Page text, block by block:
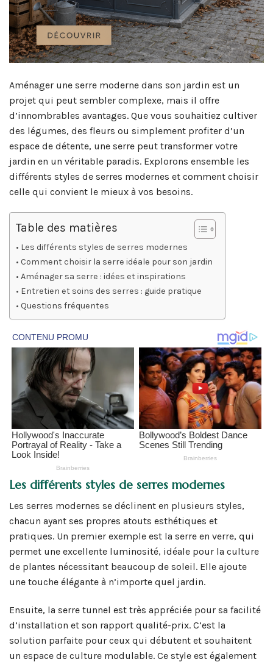
Aménager une serre moderne dans son jardin est un
projet qui peut sembler complexe, mais il offre
d’innombrables avantages. Que vous souhaitiez cultiver
des légumes, des fleurs ou simplement profiter d’un
espace de détente, une serre peut transformer votre
jardin en un véritable paradis. Explorons ensemble les
différents styles de serres modernes et comment choisir
celle qui convient le mieux à vos besoins.
Table des matières
Les différents styles de serres modernes
Comment choisir la serre idéale pour son jardin
Aménager sa serre : idées et inspirations
Entretien et soins des serres : guide pratique
Questions fréquentes
Les différents styles de serres modernes
Les serres modernes se déclinent en plusieurs styles,
chacun ayant ses propres atouts esthétiques et
pratiques. Un premier exemple est la serre en verre, qui
permet une excellente luminosité, idéale pour la culture
de plantes nécessitant beaucoup de soleil. Elle ajoute
une touche élégante à n’importe quel jardin.
Ensuite, la serre tunnel est très appréciée pour sa facilité
d’installation et son rapport qualité-prix. C’est la
solution parfaite pour ceux qui débutent et souhaitent
un espace de culture modulable. Ce style est également